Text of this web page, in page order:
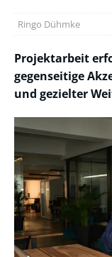
Ringo Dühmke
Projektarbeit
gegenseitige
und gezielter